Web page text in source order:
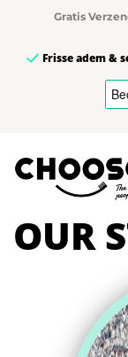
Gratis
Frisse adem &
OUR